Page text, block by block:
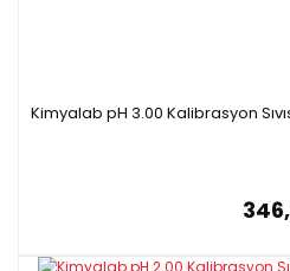
Kimyalab pH 3.00 Kalibrasyon